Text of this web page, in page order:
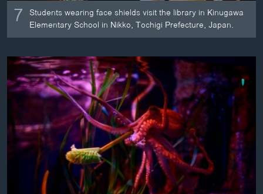
7 Students wearing face shields visit the library in Kinugawa
Elementary School in Nikko, Tochigi Prefecture, Japan.